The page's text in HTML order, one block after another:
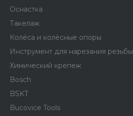
Оснастка
Такелаж
Колёса и колëсные опоры
Инструмент для нарезания резьбы
Химический крепеж
Bosch
BSKT
Bucovice Tools